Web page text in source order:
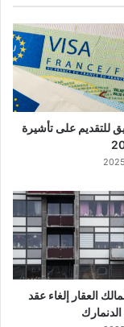
للتقديم على تأشيرة
العقار إلغاء عقد